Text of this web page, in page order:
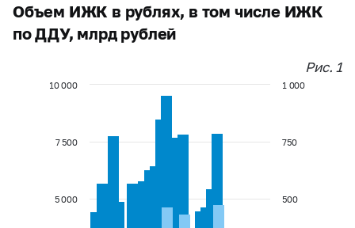
Объем ИЖК в рублях, в том числе ИЖК
по ДДУ, млрд рублей
Рис. 1
10 000
5 000
7 500
1 000
500
750